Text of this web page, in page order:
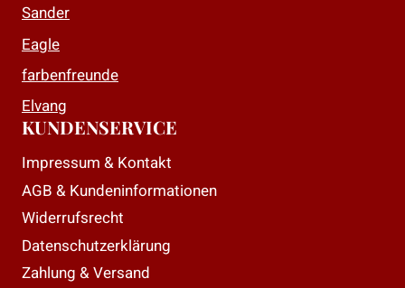
Sander
Eagle
farbenfreunde
Elvang
KUNDENSERVICE
Impressum & Kontakt
AGB & Kundeninformationen
Widerrufsrecht
Datenschutzerklärung
Zahlung & Versand